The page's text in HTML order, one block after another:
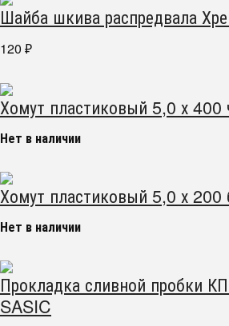
Шайба шкива распредвала
120 ₽
Хомут пластиковый 5,0 х
Нет в наличии
Хомут пластиковый 5,0 х
Нет в наличии
Прокладка сливной пробки
SASIC